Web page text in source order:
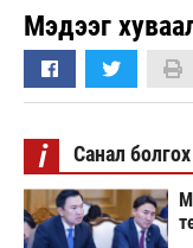
Мэдээг
i Санал болгох